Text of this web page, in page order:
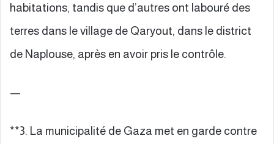
habitations, tandis que d’autres ont labouré des
terres dans le village de Qaryout, dans le district
de Naplouse, après en avoir pris le contrôle.
—
**3. La municipalité de Gaza met en garde contre